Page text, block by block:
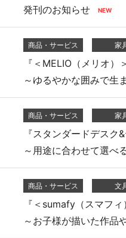
発刊のお知らせ
商品・サービス 家
『＜MELIO（メリオ
～ゆるやかな囲みで生
商品・サービス 家
『スタンダードデス
～用途に合わせて選べ
商品・サービス 文
『＜sumafy（スマフ
～お子様が描いた作品
ション 夢工房プロ